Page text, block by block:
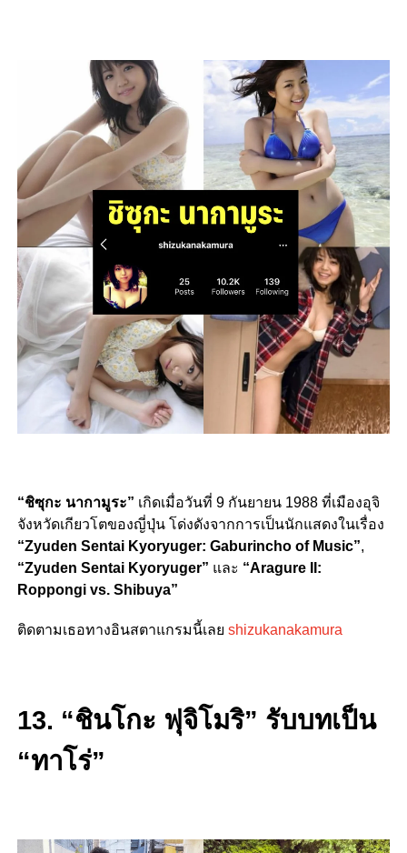
“ชิซุกะ นากามูระ” เกิดเมื่อวันที่ 9 กันยายน 1988 ที่เมืองอุจิ
จังหวัดเกียวโตของญี่ปุ่น โด่งดังจากการเป็นนักแสดงในเรื่อง
“Zyuden Sentai Kyoryuger: Gaburincho of Music”,
“Zyuden Sentai Kyoryuger” และ “Aragure II:
Roppongi vs. Shibuya”
ติดตามเธอทางอินสตาแกรมนี้เลย shizukanakamura
13. “ชินโกะ ฟุจิโมริ” รับบทเป็น
“ทาโร่”